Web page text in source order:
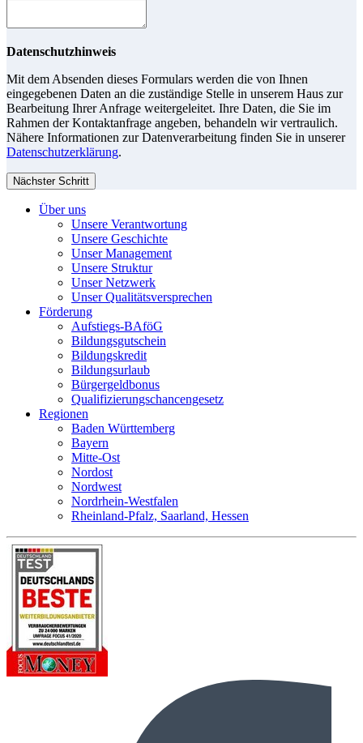
Datenschutzhinweis
Mit dem Absenden dieses Formulars werden die von Ihnen
eingegebenen Daten an die zuständige Stelle in unserem Haus zur
Bearbeitung Ihrer Anfrage weitergeleitet. Ihre Daten, die Sie im
Rahmen der Kontaktanfrage angeben, behandeln wir vertraulich.
Nähere Informationen zur Datenverarbeitung finden Sie in unserer
Datenschutzerklärung.
Nächster Schritt
Über uns
Unsere Verantwortung
Unsere Geschichte
Unser Management
Unsere Struktur
Unser Netzwerk
Unser Qualitätsversprechen
Förderung
Aufstiegs-BAföG
Bildungsgutschein
Bildungskredit
Bildungsurlaub
Bürgergeldbonus
Qualifizierungschancengesetz
Regionen
Baden Württemberg
Bayern
Mitte-Ost
Nordost
Nordwest
Nordrhein-Westfalen
Rheinland-Pfalz, Saarland, Hessen